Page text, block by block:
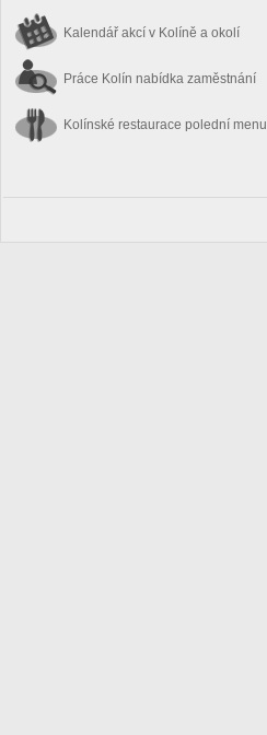
Kalendář akcí v Kolíně a okolí
Práce Kolín nabídka zaměstnání
Kolínské restaurace polední menu